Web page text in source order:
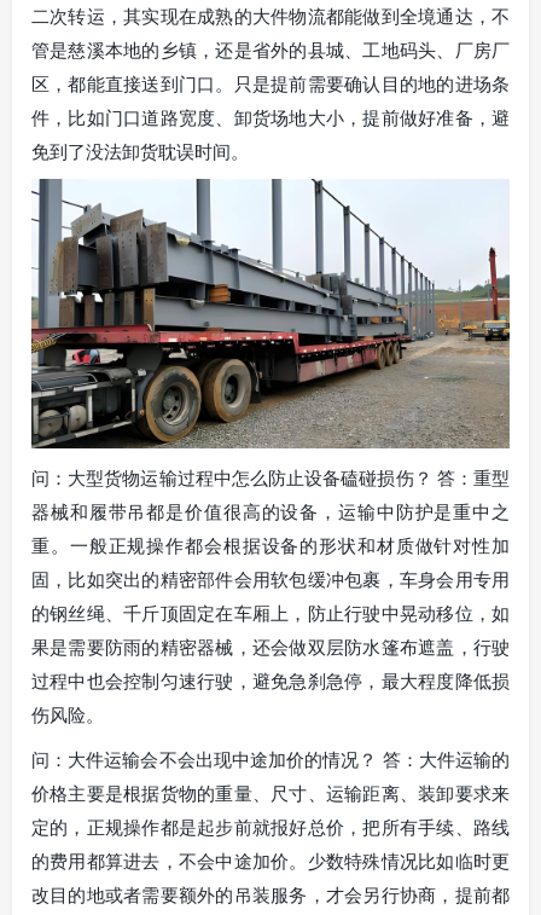
二次转运，其实现在成熟的大件物流都能做到全境通达，不
管是慈溪本地的乡镇，还是省外的县城、工地码头、厂房厂
区，都能直接送到门口。只是提前需要确认目的地的进场条
件，比如门口道路宽度、卸货场地大小，提前做好准备，避
免到了没法卸货耽误时间。
问：大型货物运输过程中怎么防止设备磕碰损伤？ 答：重型
器械和履带吊都是价值很高的设备，运输中防护是重中之
重。一般正规操作都会根据设备的形状和材质做针对性加
固，比如突出的精密部件会用软包缓冲包裹，车身会用专用
的钢丝绳、千斤顶固定在车厢上，防止行驶中晃动移位，如
果是需要防雨的精密器械，还会做双层防水篷布遮盖，行驶
过程中也会控制匀速行驶，避免急刹急停，最大程度降低损
伤风险。
问：大件运输会不会出现中途加价的情况？ 答：大件运输的
价格主要是根据货物的重量、尺寸、运输距离、装卸要求来
定的，正规操作都是起步前就报好总价，把所有手续、路线
的费用都算进去，不会中途加价。少数特殊情况比如临时更
改目的地或者需要额外的吊装服务，才会另行协商，提前都